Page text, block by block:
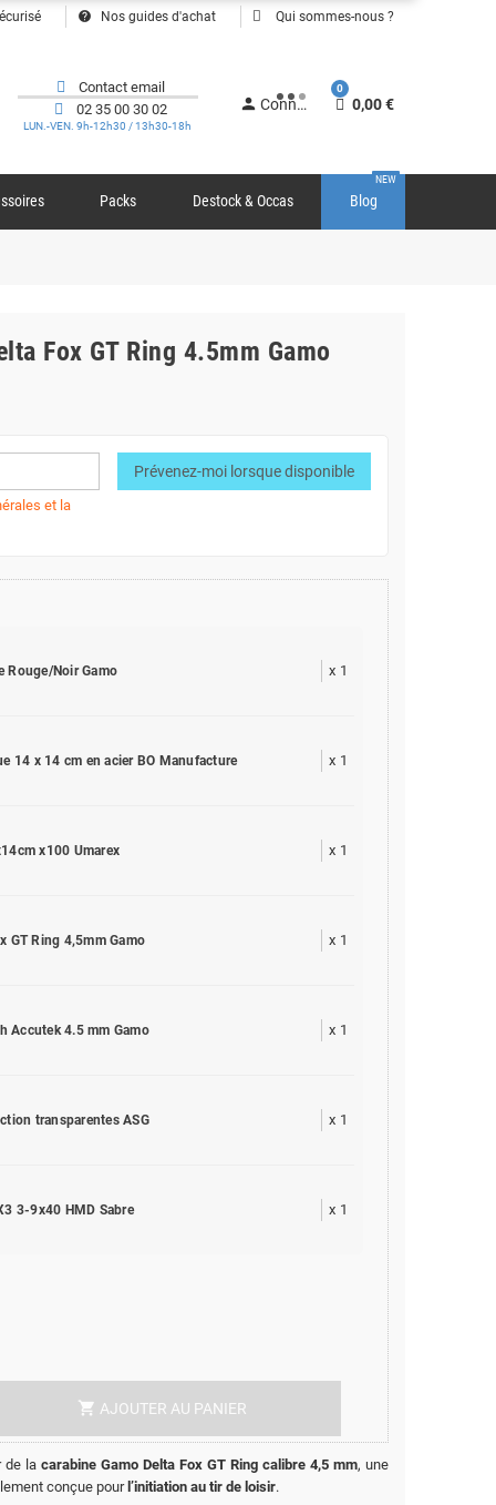
help Nos guides d'achat Qui sommes-nous ?
Contact email
02 35 00 30 02
LUN.-VEN. 9h-12h30 / 13h30-18h
person Connexion
0
0,00 €
Packs Destock & Occas Blog
NEW
Fox GT Ring 4.5mm Gamo
et la
Prévenez-moi lorsque disponible
Rouge/Noir Gamo x 1
14 x 14 cm en acier BO Manufacture x 1
x100 Umarex x 1
GT Ring 4,5mm Gamo x 1
Accutek 4.5 mm Gamo x 1
transparentes ASG x 1
3-9x40 HMD Sabre x 1
shopping_cart AJOUTER AU PANIER
de la carabine Gamo Delta Fox GT Ring calibre 4,5 mm, une
conçue pourl’initiation au tir de loisir.